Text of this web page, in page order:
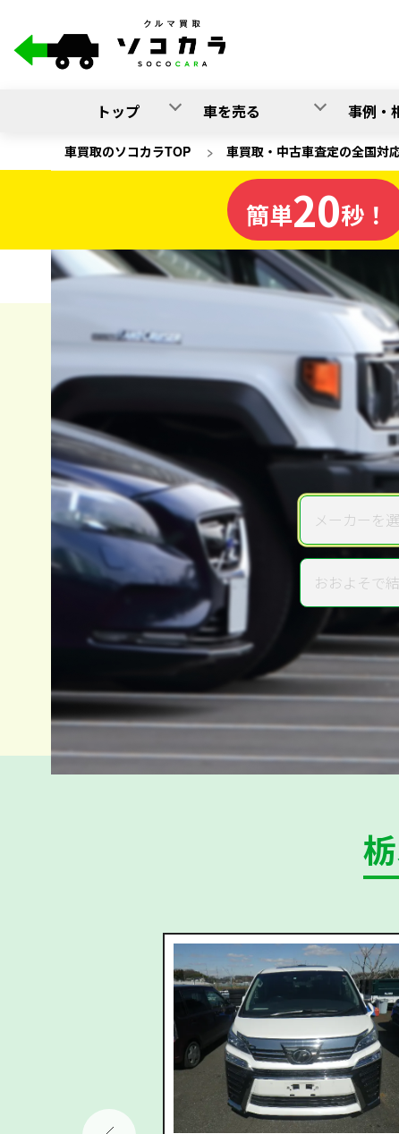
トップ 車を売る 事例・
車買取のソコカラTOP > 車買取・中古車査定の全国対
栃木県の車買
ソコカラの
電話か出張か、高い方の査定を
だから高価買
簡単20秒！
メーカー メーカーを
年式 おおよそで